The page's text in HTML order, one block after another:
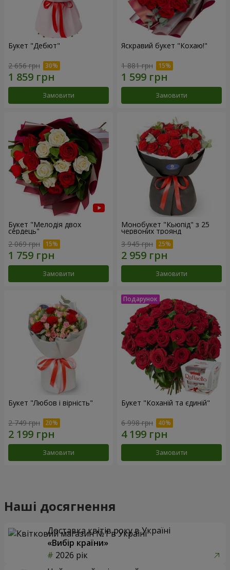
Букет "Дебют"
2 656 грн
Замовити
Яскравий букет "Кохаю!"
1 881 грн
Замовити
Букет "Мелодія двох
сердець"
2 069 грн
Замовити
Монобукет "Кьюпід" з 25
червоних троянд
3 945 грн
Замовити
Букет "Любов і вірність"
2 749 грн
Замовити
Букет "Коханій та єдиній"
6 998 грн
Замовити
Наші досягнення
Доставка квітів року в Україні
«Вибір країни»
2026 рік